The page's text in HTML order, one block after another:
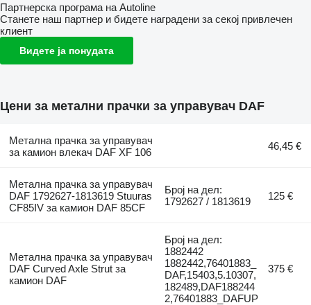
Партнерска програма на Autoline
Станете наш партнер и бидете наградени за секој привлечен
клиент
Видете ја понудата
Цени за метални прачки за управувач DAF
Метална прачка за управувач
за камион влекач DAF XF 106
46,45 €
Метална прачка за управувач
DAF 1792627-1813619 Stuuras
CF85IV за камион DAF 85CF
Број на дел:
1792627 / 1813619
125 €
Метална прачка за управувач
DAF Curved Axle Strut за
камион DAF
Број на дел:
1882442
1882442,76401883_
DAF,15403,5.10307,
182489,DAF188244
2,76401883_DAFUP
375 €